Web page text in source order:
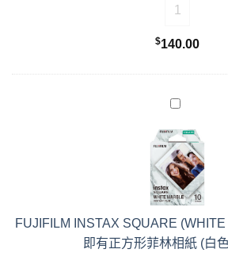
FUJIFILM
$140.00
FUJIFILM INSTAX SQUARE
即有正方形菲林相紙 (白